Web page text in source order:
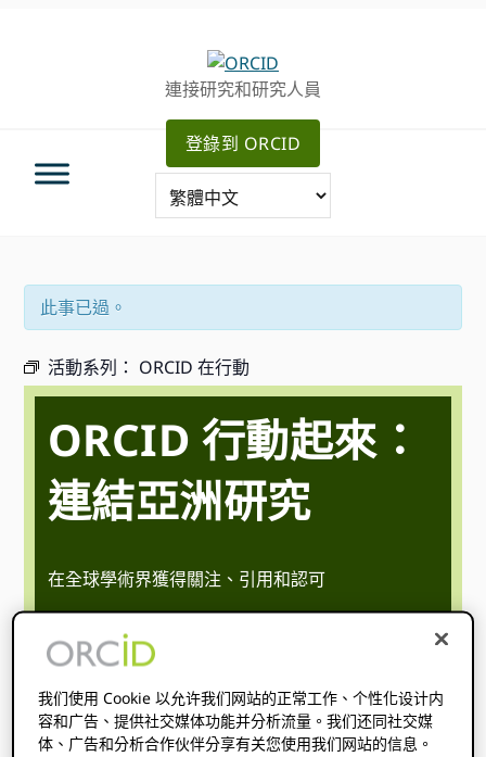
連接研究和研究人員
登錄到 ORCID
此事已過。
活動系列： ORCID 在行動
ORCID 行動起來：
連結亞洲研究
在全球學術界獲得關注、引用和認可
30 年 6 月
CST
開始時間在哪裡你:無法檢測到您的時區。 嘗試重裝這一
頁。
我们使用 Cookie 以允许我们网站的正常工作、个性化设计内
容和广告、提供社交媒体功能并分析流量。我们还同社交媒
体、广告和分析合作伙伴分享有关您使用我们网站的信息。